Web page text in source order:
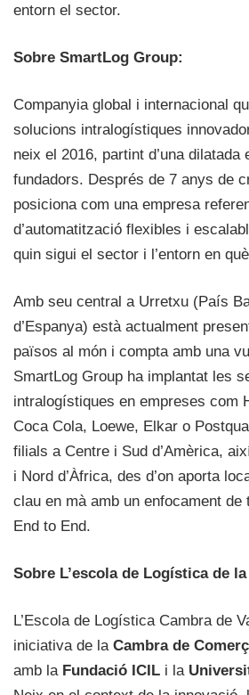
entorn el sector.
Sobre SmartLog Group:
Companyia global i internacional
solucions intralogístiques
neix el 2016, partint d’una dilatada
fundadors. Després de 7 anys de
posiciona com una empresa
d’automatització flexibles i
quin sigui el sector i l’entorn en
Amb seu central a Urretxu (País
d’Espanya) està actualment
països al món i compta amb una
SmartLog Group ha implantat les
intralogístiques en empreses com
Coca Cola, Loewe, Elkar o
filials a Centre i Sud d’Amèrica,
i Nord d’Àfrica, des d’on aporta
clau en mà amb un enfocament
End to End.
Sobre L’escola de Logística de
L’Escola de Logística Cambra de
iniciativa de la Cambra de
amb la Fundació ICIL i la